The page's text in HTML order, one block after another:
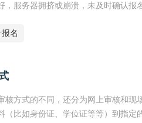
服务器拥挤或崩溃，未及时确认报
名
方式的不同，还分为网上审核和现
比如身份证、学位证等等）到指定